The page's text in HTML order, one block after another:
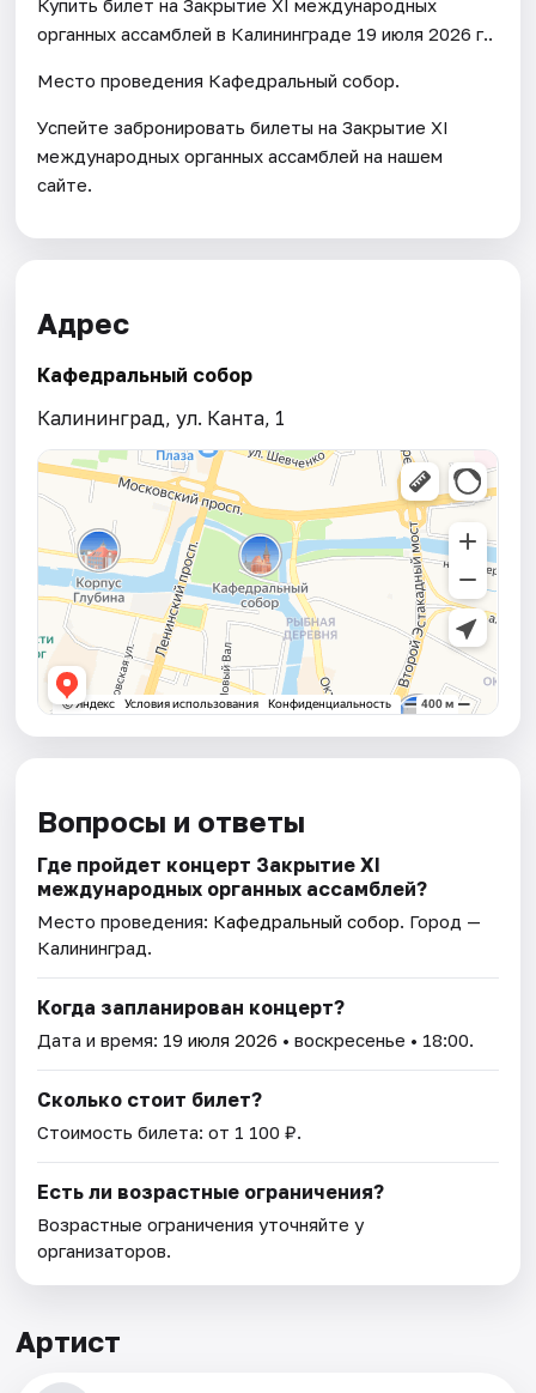
Купить билет на Закрытие XI международных
органных ассамблей в Калининграде 19 июля 2026 г..
Место проведения Кафедральный собор.
Успейте забронировать билеты на Закрытие XI
международных органных ассамблей на нашем
сайте.
Адрес
Кафедральный собор
Калининград, ул. Канта, 1
Вопросы и ответы
Где пройдет концерт Закрытие XI
международных органных ассамблей?
Место проведения: Кафедральный собор. Город —
Калининград.
Когда запланирован концерт?
Дата и время: 19 июля 2026 • воскресенье • 18:00.
Сколько стоит билет?
Стоимость билета: от 1 100 ₽.
Есть ли возрастные ограничения?
Возрастные ограничения уточняйте у
организаторов.
Артист